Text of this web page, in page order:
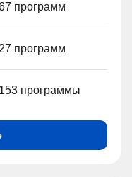
программ
27 программ
153 программы